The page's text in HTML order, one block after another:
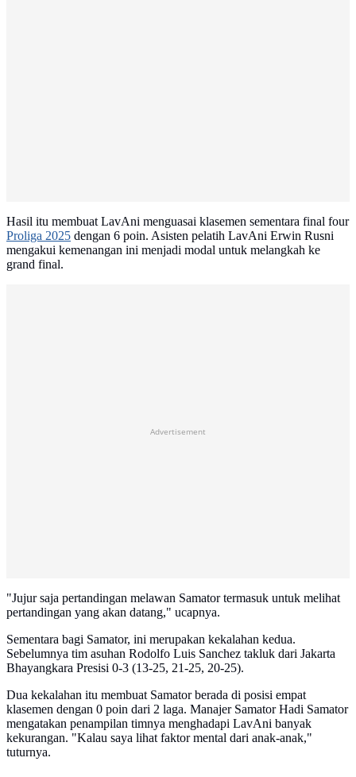
Hasil itu membuat LavAni menguasai klasemen sementara final four
Proliga 2025 dengan 6 poin. Asisten pelatih LavAni Erwin Rusni
mengakui kemenangan ini menjadi modal untuk melangkah ke
grand final.
Advertisement
"Jujur saja pertandingan melawan Samator termasuk untuk melihat
pertandingan yang akan datang," ucapnya.
Sementara bagi Samator, ini merupakan kekalahan kedua.
Sebelumnya tim asuhan Rodolfo Luis Sanchez takluk dari Jakarta
Bhayangkara Presisi 0-3 (13-25, 21-25, 20-25).
Dua kekalahan itu membuat Samator berada di posisi empat
klasemen dengan 0 poin dari 2 laga. Manajer Samator Hadi Samator
mengatakan penampilan timnya menghadapi LavAni banyak
kekurangan. "Kalau saya lihat faktor mental dari anak-anak,"
tuturnya.